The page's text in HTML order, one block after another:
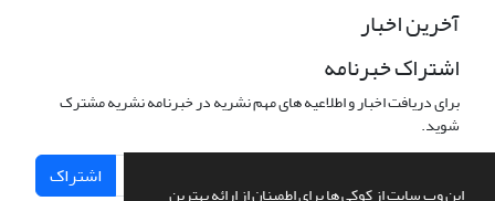
این وب سایت از کوکی ها برای اطمینان از ارائه بهترین
آخرین اخبار
اشتراک خبرنامه
برای دریافت اخبار و اطلاعیه های مهم نشریه در خبرنامه نشریه مشترک
شوید.
اشتراک